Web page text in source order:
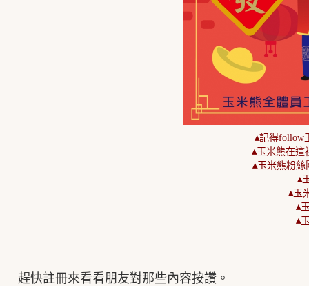
▴記得follow
▴玉米熊在這
▴玉米熊粉絲
▴
▴玉
▴
▴
趕快註冊來看看朋友對那些內容按讚。